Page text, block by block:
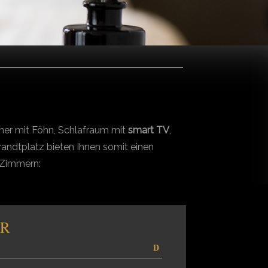
mit Föhn, Schlafraum mit smart TV,
bieten Ihnen somit einen